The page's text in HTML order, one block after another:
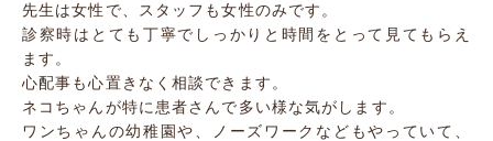
先生は女性で、スタッフも女性のみです。
診察時はとても丁寧でしっかりと時間をとって見てもらえ
ます。
心配事も心置きなく相談できます。
ネコちゃんが特に患者さんで多い様な気がします。
ワンちゃんの幼稚園や、ノーズワークなどもやっていて、